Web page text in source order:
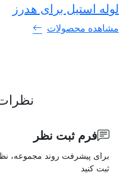
لوله استیل برای هدرز
مشاهده محصولات
فرم ثبت نظر
برای پیشرفت روند مجموعه،
ثبت کنید